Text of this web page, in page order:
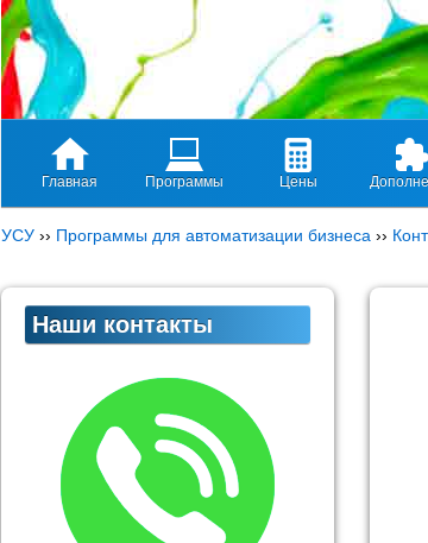
Главная Программы Цены
УСУ ›› Программы для автоматизации бизнеса ››
Наши контакты